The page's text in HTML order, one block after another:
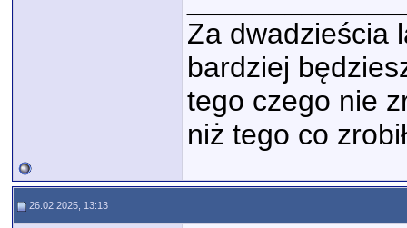
Za dwadzieścia
bardziej
tego czego nie
niż tego co
26.02.2025, 13:13